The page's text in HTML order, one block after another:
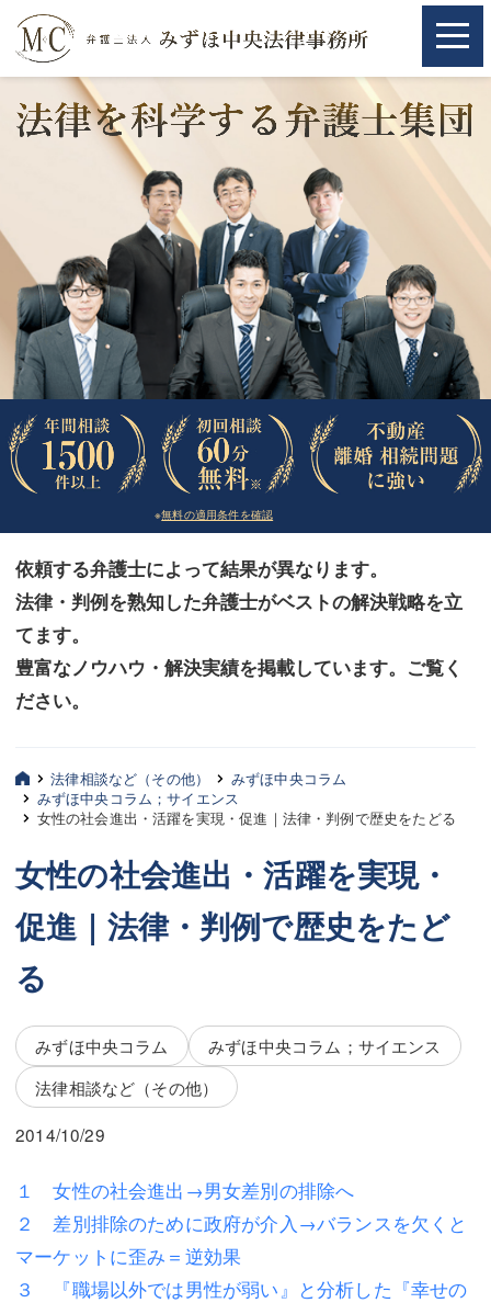
ホーム
相続・遺言
離婚（夫婦間トラブル）
企業法務
労働問題（解雇，残業等）
刑事弁護
交通事故
法律相談など（その他）
お客様へ
みずほ中央の特長・実質編
みずほ中央の特長・形式編
三平 聡史
坂本 陽一
桶川 聡
三平 隆史
吉元 優仁
小川 祐
弁護士費用
不動産
相続・遺言
離婚（夫婦間トラブル）
※無料の適用条件を確認
依頼する弁護士によって結果が異なります。
法律・判例を熟知した弁護士がベストの解決戦略を立
てます。
豊富なノウハウ・解決実績を掲載しています。ご覧く
ださい。
ホーム
相続・遺言
離婚（夫婦間トラブル）
企業法務
労働問題（解雇，残業等）
刑事弁護
交通事故
法律相談など（その他）
お客様へ
みずほ中央の特長・実質編
みずほ中央の特長・形式編
三平 聡史
坂本 陽一
桶川 聡
三平 隆史
吉元 優仁
弁護士費用
不動産
相続・遺言
離婚（夫婦間トラブル）
企業法務
法律相談など（その他）
みずほ中央コラム
みずほ中央コラム；サイエンス
女性の社会進出・活躍を実現・促進｜法律・判例で歴史をたどる
女性の社会進出・活躍を実現・
促進｜法律・判例で歴史をたど
る
みずほ中央コラム
みずほ中央コラム；サイエンス
法律相談など（その他）
2014/10/29
１ 女性の社会進出→男女差別の排除へ
２ 差別排除のために政府が介入→バランスを欠くと
マーケットに歪み＝逆効果
３ 『職場以外では男性が弱い』と分析した『幸せの